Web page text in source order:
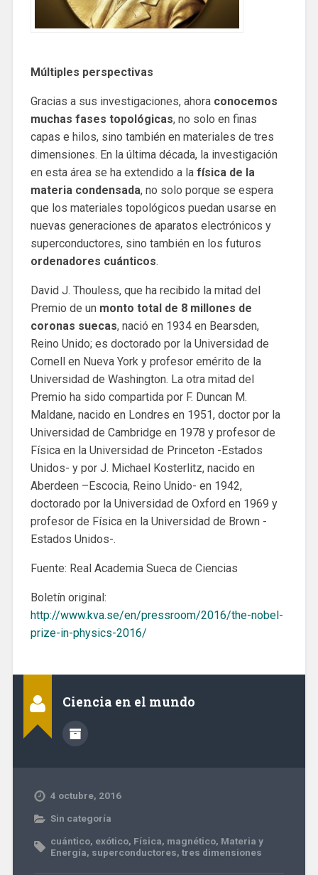
Múltiples perspectivas
Gracias a sus investigaciones, ahora conocemos
muchas fases topológicas, no solo en finas
capas e hilos, sino también en materiales de tres
dimensiones. En la última década, la investigación
en esta área se ha extendido a la física de la
materia condensada, no solo porque se espera
que los materiales topológicos puedan usarse en
nuevas generaciones de aparatos electrónicos y
superconductores, sino también en los futuros
ordenadores cuánticos.
David J. Thouless, que ha recibido la mitad del
Premio de un monto total de 8 millones de
coronas suecas, nació en 1934 en Bearsden,
Reino Unido; es doctorado por la Universidad de
Cornell en Nueva York y profesor emérito de la
Universidad de Washington. La otra mitad del
Premio ha sido compartida por F. Duncan M.
Maldane, nacido en Londres en 1951, doctor por la
Universidad de Cambridge en 1978 y profesor de
Física en la Universidad de Princeton -Estados
Unidos- y por J. Michael Kosterlitz, nacido en
Aberdeen –Escocia, Reino Unido- en 1942,
doctorado por la Universidad de Oxford en 1969 y
profesor de Física en la Universidad de Brown -
Estados Unidos-.
Fuente: Real Academia Sueca de Ciencias
Boletín original:
http://www.kva.se/en/pressroom/2016/the-nobel-
prize-in-physics-2016/
Ciencia en el mundo
4 octubre, 2016
Sin categoría
cuántico, exótico, Física, magnético, Materia y
Energía, superconductores, tres dimensiones